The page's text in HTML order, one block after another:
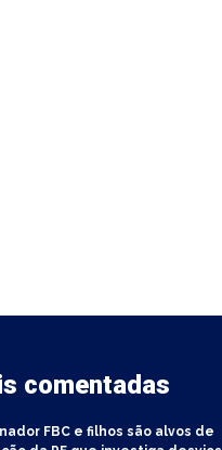
comentadas
FBC e filhos são alvos de